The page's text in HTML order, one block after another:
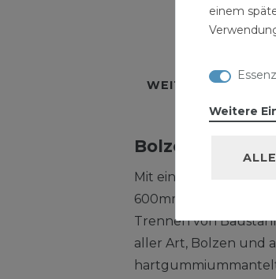
WEITERE DETAILS
Mit einem Schnitt
600mm!Handlicher
Trennen von
aller Art, Bolzen und
einem
Weitere